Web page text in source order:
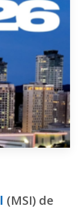
(MSI) de